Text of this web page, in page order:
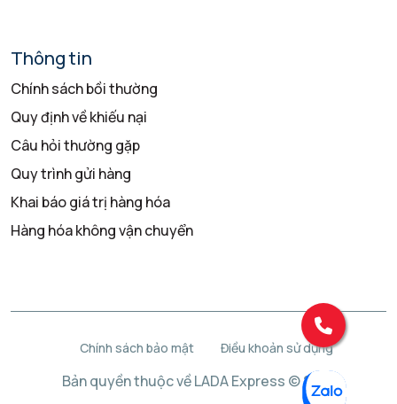
Thông tin
Chính sách bồi thường
Quy định về khiếu nại
Câu hỏi thường gặp
Quy trình gửi hàng
Khai báo giá trị hàng hóa
Hàng hóa không vận chuyển
Chính sách bảo mật Điều khoản sử dụng
Bản quyền thuộc về LADA Express © 2025